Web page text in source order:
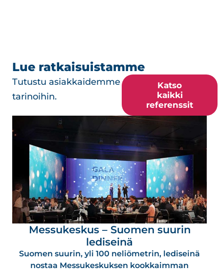
Lue ratkaisuistamme
Tutustu asiakkaidemme
tarinoihin.
Katso
kaikki
referenssit
Messukeskus – Suomen suurin
lediseinä
Suomen suurin, yli 100 neliömetrin, lediseinä
nostaa Messukeskuksen kookkaimman